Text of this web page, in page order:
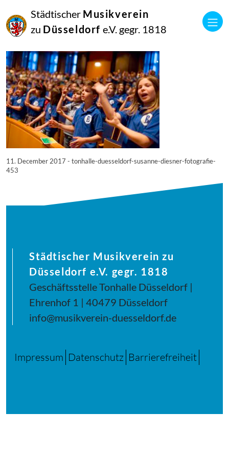
Städtischer Musikverein
zu Düsseldorf e.V. gegr. 1818
Dezember
2017
Netkotec
11. December 2017 - tonhalle-duesseldorf-susanne-diesner-fotografie-
453
Städtischer Musikverein zu
Düsseldorf e.V. gegr. 1818
Geschäftsstelle Tonhalle Düsseldorf |
Ehrenhof 1 | 40479 Düsseldorf
info@musikverein-duesseldorf.de
Impressum Datenschutz Barrierefreiheit